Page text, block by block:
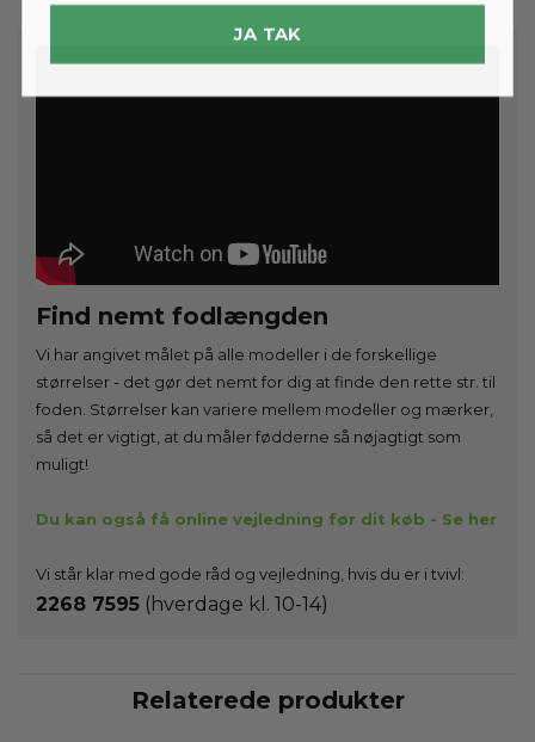
Find nemt fodlængden
Vi har angivet målet på alle modeller i de forskellige
størrelser - det gør det nemt for dig at finde den rette str. til
foden. Størrelser kan variere mellem modeller og mærker,
så det er vigtigt, at du måler fødderne så nøjagtigt som
muligt!
Du kan også få online vejledning før dit køb - Se her
Vi står klar med gode råd og vejledning, hvis du er i tvivl:
2268 7595 (hverdage kl. 10-14)
Relaterede produkter
JA TAK